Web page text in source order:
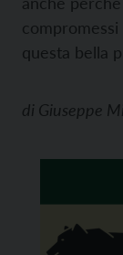
questa bella
di Giuseppe